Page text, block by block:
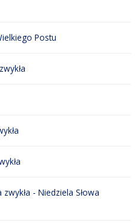
Postu
- Niedziela Słowa